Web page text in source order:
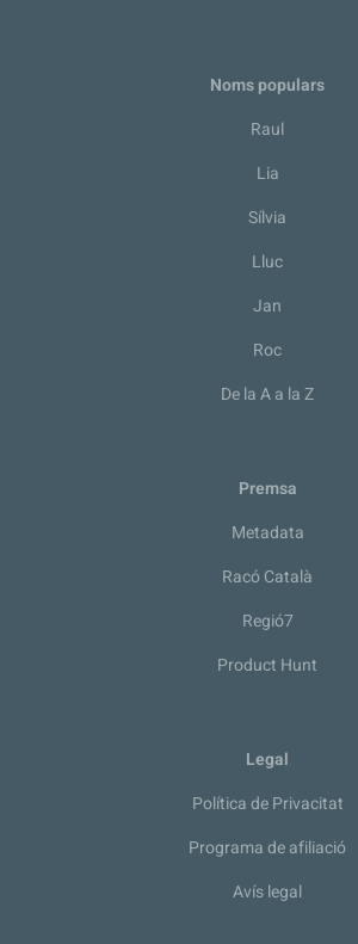
Noms populars
Raul
Lia
Sílvia
Lluc
Jan
Roc
De la A a la Z
Premsa
Metadata
Racó Català
Regió7
Product Hunt
Legal
Política de Privacitat
Programa de afiliació
Avís legal